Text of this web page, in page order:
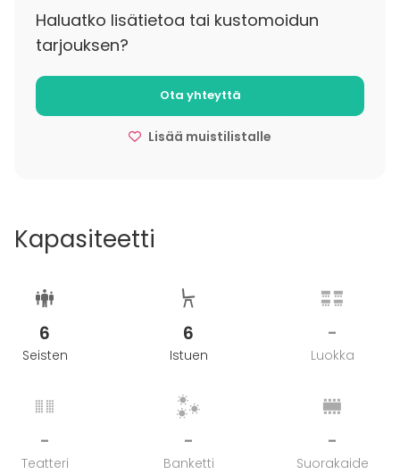
Haluatko lisätietoa tai kustomoidun
tarjouksen?
Ota yhteyttä
Lisää muistilistalle
Kapasiteetti
6
Seisten
6
Istuen
-
Luokka
-
Teatteri
-
Banketti
-
Suorakaide